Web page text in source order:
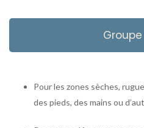
Pour les zones sèches,
des pieds, des mains ou